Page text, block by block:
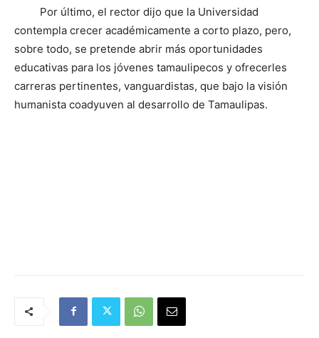
Por último, el rector dijo que la Universidad
contempla crecer académicamente a corto plazo, pero,
sobre todo, se pretende abrir más oportunidades
educativas para los jóvenes tamaulipecos y ofrecerles
carreras pertinentes, vanguardistas, que bajo la visión
humanista coadyuven al desarrollo de Tamaulipas.